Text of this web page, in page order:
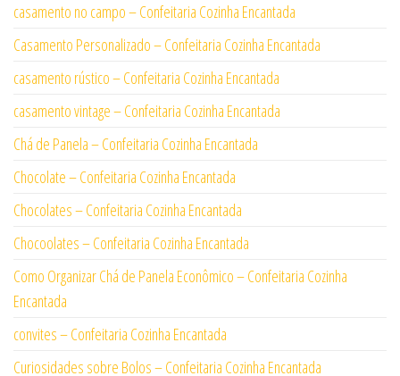
casamento no campo – Confeitaria Cozinha Encantada
Casamento Personalizado – Confeitaria Cozinha Encantada
casamento rústico – Confeitaria Cozinha Encantada
casamento vintage – Confeitaria Cozinha Encantada
Chá de Panela – Confeitaria Cozinha Encantada
Chocolate – Confeitaria Cozinha Encantada
Chocolates – Confeitaria Cozinha Encantada
Chocoolates – Confeitaria Cozinha Encantada
Como Organizar Chá de Panela Econômico – Confeitaria Cozinha
Encantada
convites – Confeitaria Cozinha Encantada
Curiosidades sobre Bolos – Confeitaria Cozinha Encantada